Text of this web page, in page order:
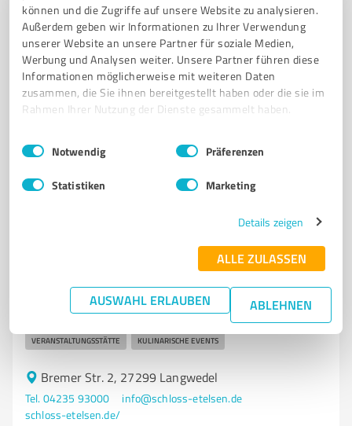
können und die Zugriffe auf unsere Website zu analysieren.
Außerdem geben wir Informationen zu Ihrer Verwendung
unserer Website an unsere Partner für soziale Medien,
Werbung und Analysen weiter. Unsere Partner führen diese
Informationen möglicherweise mit weiteren Daten
zusammen, die Sie ihnen bereitgestellt haben oder die sie im
Rahmen Ihrer Nutzung der Dienste gesammelt haben.
Impressum Datenschutzbestimmungen
Einwilligungsauswahl
Notwendig Präferenzen
Statistiken Marketing
Details zeigen
ALLE ZULASSEN
AUSWAHL ERLAUBEN ABLEHNEN
Tel. 04203 441290
info@hof-schierenbeck.de
4,80 / 5,00
49 Bewertungen (1 Quelle)
7 Events & Entertainment
Schloss Etelsen Eventlocation
HOCHZEITEN
TAGUNGSRÄUME
HISTORISCHE ATMOSPHÄRE MODERNE TECHNIK
VERANSTALTUNGSSTÄTTE KULINARISCHE EVENTS
Bremer Str. 2, 27299 Langwedel
Tel. 04235 93000
info@schloss-etelsen.de
schloss-etelsen.de/